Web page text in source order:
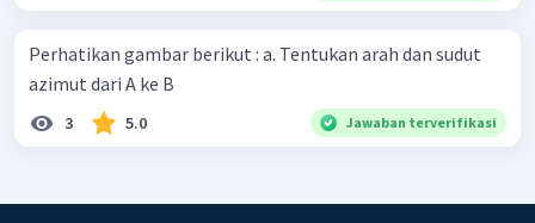
Perhatikan gambar berikut : a. Tentukan arah dan sudut
azimut dari A ke B
3 5.0 Jawaban terverifikasi